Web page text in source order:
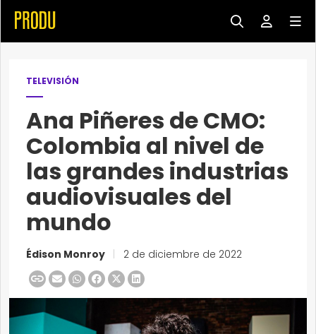
TELEVISIÓN
Ana Piñeres de CMO:
Colombia al nivel de
las grandes industrias
audiovisuales del
mundo
Édison Monroy 2 de diciembre de 2022